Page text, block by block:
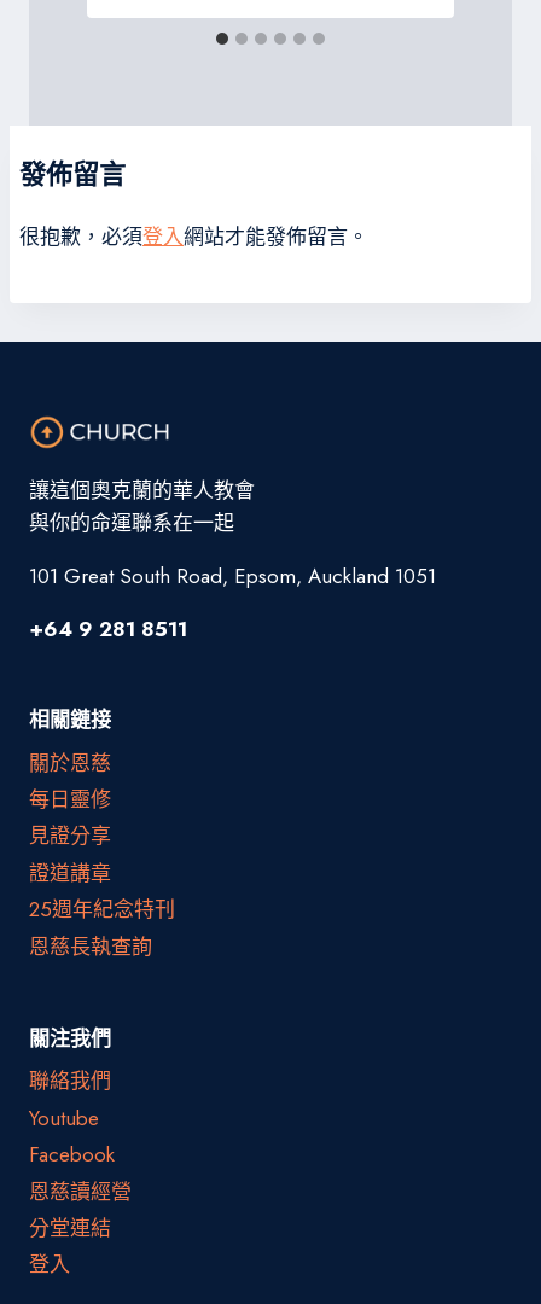
發佈留言
很抱歉，必須登入網站才能發佈留言。
讓這個奧克蘭的華人教會
與你的命運聯系在一起
101 Great South Road, Epsom, Auckland 1051
+64 9 281 8511
相關鏈接
關於恩慈
每日靈修
見證分享
證道講章
25週年紀念特刊
恩慈長執查詢
關注我們
聯絡我們
Youtube
Facebook
恩慈讀經營
分堂連結
登入